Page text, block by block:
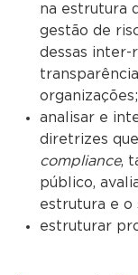
na estrutura
gestão de
dessas inter-
organizações;
analisar e
diretrizes
compliance,
público,
estrutura e o
estruturar